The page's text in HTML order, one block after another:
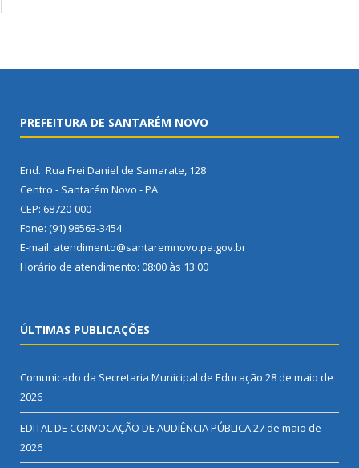
PREFEITURA DE SANTARÉM NOVO
End.: Rua Frei Daniel de Samarate, 128
Centro - Santarém Novo - PA
CEP: 68720-000
Fone: (91) 98563-3454
E-mail: atendimento@santaremnovo.pa.gov.br
Horário de atendimento: 08:00 às 13:00
ÚLTIMAS PUBLICAÇÕES
Comunicado da Secretaria Municipal de Educação 28 de maio de
2026
EDITAL DE CONVOCAÇÃO DE AUDIÊNCIA PÚBLICA27 de maio de
2026